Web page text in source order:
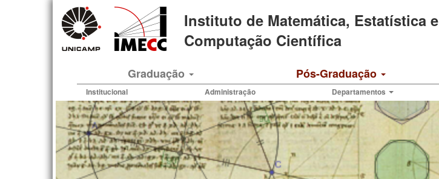
Instituto de Matemática, Estatística e
Computação Científica
Graduação Pós-Graduação
Institucional Administração Departamentos